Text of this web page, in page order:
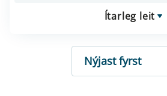
Ítarleg leit
RÖÐUN